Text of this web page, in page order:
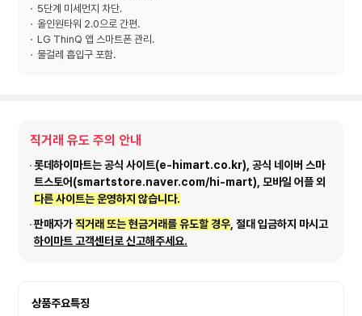
5단계 미세먼지 차단.
올인원타워 2.0으로 간편.
LG ThinQ 앱 스마트폰 관리.
물걸레 흡입구 포함.
직거래 유도 주의 안내
롯데하이마트는 공식 사이트(e-himart.co.kr), 공식 네이버 스마
트스토어(smartstore.naver.com/hi-mart), 모바일 어플 외
다른 사이트는 운영하지 않습니다.
판매자가직거래 또는 현금거래를 유도할 경우 , 절대 입금하지 마시고
하이마트 고객센터로 신고해주세요.
상품주요특징